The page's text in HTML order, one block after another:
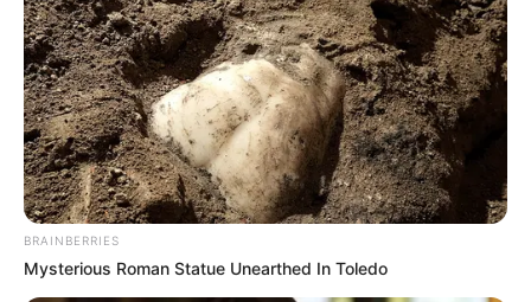
BRAINBERRIES
Mysterious Roman Statue Unearthed In Toledo